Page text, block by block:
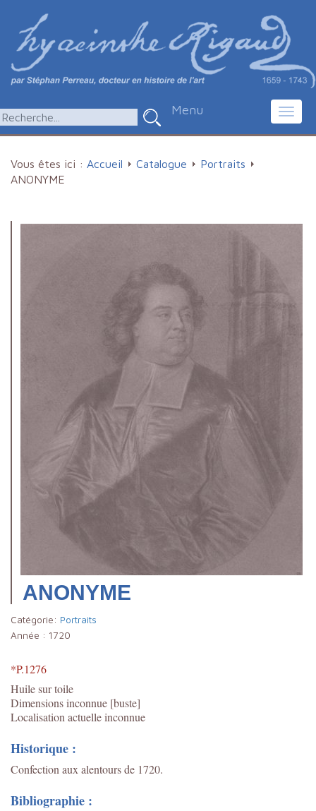
Menu
Vous êtes ici : Accueil Catalogue
Portraits
ANONYME
ANONYME
Catégorie: Portraits
Année : 1720
*P.1276
Huile sur toile
Dimensions inconnue [buste]
Localisation actuelle inconnue
Historique :
Confection aux alentours de 1720.
Bibliographie :